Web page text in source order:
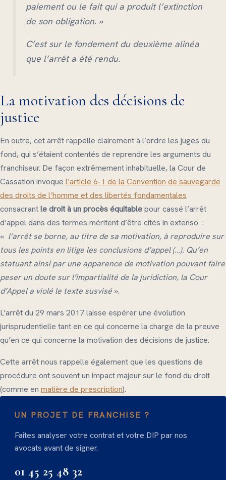
paiement ou le fait qui a produit l’extinction
de son obligation. »
C’est sur le fondement du deuxième alinéa
que l’arrêt a été rendu.
La motivation des décisions de
justice
En outre, cet arrêt rappelle clairement à l’ordre les juges du
fond, qui s’étaient contentés de reprendre les arguments du
franchiseur. De façon extrêmement inhabituelle, la Cour de
Cassation invoque l’article 6-1 de la Convention de sauvegarde
des droits de l’homme et des libertés fondamentales
consacrantle droit à un procès équitablepour cassé l’arrêt
d’appel dans des termes méritent d’être cités in extenso :
« l’arrêt se borne, au titre de sa motivation, à reproduire sur
tous les points en litige les conclusions d’appel (…). Qu’en
statuant ainsi par une apparence de motivation pouvant faire
peser un doute sur l’impartialité de la juridiction, la Cour
d’Appel a violé le texte susvisé».
L’arrêt du 29 mars 2017 laisse espérer une évolution
jurisprudentielle tant en ce qui concerne la charge de la preuve
qu’en ce qui concerne la motivation des décisions de justice.
Cette arrêt nous rappelle également que les questions de
procédure ont souvent un impact majeur sur le fond du droit
(comme en matière de prescription).
UN PROJET DE FRANCHISE ?
Faites analyser votre contrat et votre DIP par nos
avocats avant de signer.
01 45 25 48 32